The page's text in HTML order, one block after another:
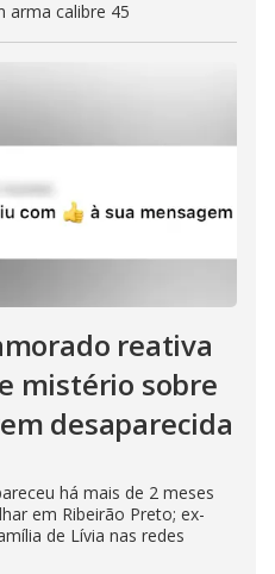
arma calibre 45
reativa
mistério sobre
desaparecida
há mais de 2 meses
em Ribeirão Preto; ex-
de Lívia nas redes